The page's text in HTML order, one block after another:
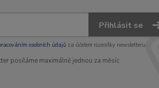
Přihlásit se
osobních údajůza účelem rozesílky newsletteru.
posíláme maximálně jednou za měsíc